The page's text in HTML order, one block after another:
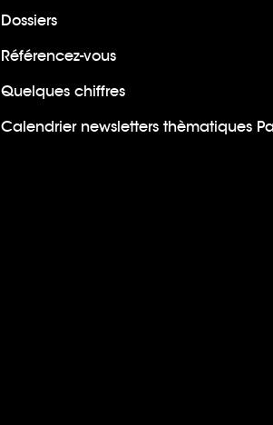
Dossiers
Référencez-vous
Quelques chiffres
Calendrier newsletters thèmatiques